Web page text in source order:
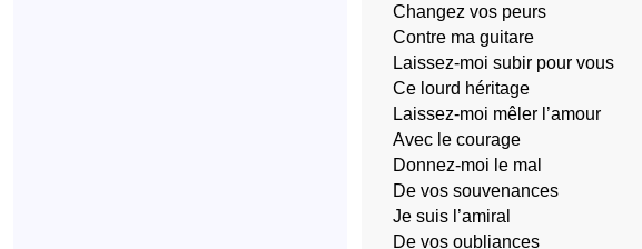
Changez vos peurs
Contre ma guitare
Laissez-moi subir pour vous
Ce lourd héritage
Laissez-moi mêler l’amour
Avec le courage
Donnez-moi le mal
De vos souvenances
Je suis l’amiral
De vos oubliances